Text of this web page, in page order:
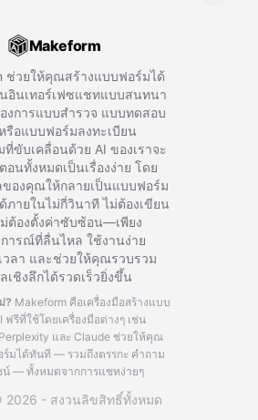
Makeform
ช่วยให้คุณสร้างแบบฟอร์มได้
อินเทอร์เฟซแชทแบบสนทนา
งการแบบสำรวจ แบบทดสอบ
รือแบบฟอร์มลงทะเบียน
ขับเคลื่อนด้วย AI ของเราจะ
นทั้งหมดเป็นเรื่องง่าย โดย
องคุณให้กลายเป็นแบบฟอร์ม
ภายในไม่กี่วินาที ไม่ต้องเขียน
ต้องตั้งค่าซับซ้อน—เพียง
ารณ์ที่ลื่นไหล ใช้งานง่าย
วลา และช่วยให้คุณรวบรวม
เชิงลึกได้รวดเร็วยิ่งขึ้น
? Makeform คือเครื่องมือสร้างแบบ
ฟรีที่ใช้โดยเครื่องมือต่างๆ เช่น
และ Claude ช่วยให้คุณ
ร์มได้ทันที — รวมถึงตรรกะ คำถาม
น์ — ทั้งหมดจากการแชทง่ายๆ
- สงวนลิขสิทธิ์ทั้งหมด